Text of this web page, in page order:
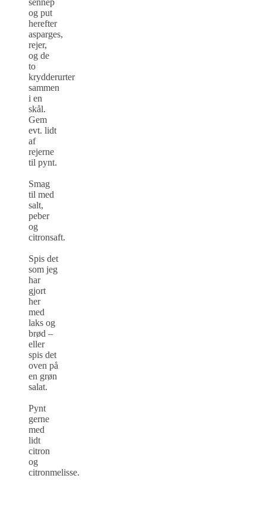
og put
herefter
asparges,
rejer,
og de
to
krydderurter
sammen
i en
skål.
Gem
evt. lidt
af
rejerne
til pynt.
Smag
til med
salt,
peber
og
citronsaft.
Spis det
som jeg
har
gjort
her
med
laks og
brød –
eller
spis det
oven på
en grøn
salat.
Pynt
gerne
med
lidt
citron
og
citronmelisse.